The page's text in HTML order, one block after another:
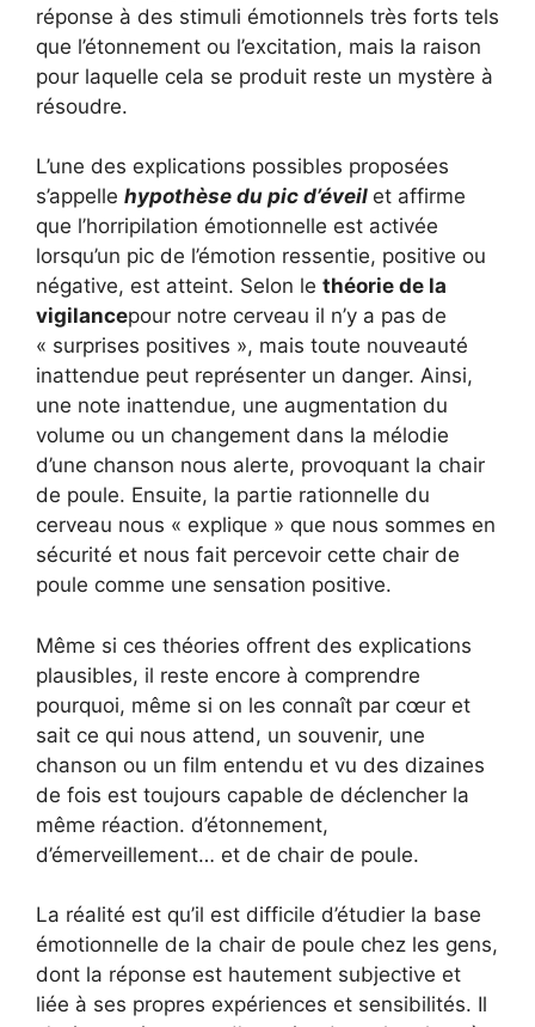
réponse à des stimuli émotionnels très forts tels
que l’étonnement ou l’excitation, mais la raison
pour laquelle cela se produit reste un mystère à
résoudre.
L’une des explications possibles proposées
s’appelle hypothèse du pic d’éveil et affirme
que l’horripilation émotionnelle est activée
lorsqu’un pic de l’émotion ressentie, positive ou
négative, est atteint. Selon le théorie de la
vigilancepour notre cerveau il n’y a pas de
« surprises positives », mais toute nouveauté
inattendue peut représenter un danger. Ainsi,
une note inattendue, une augmentation du
volume ou un changement dans la mélodie
d’une chanson nous alerte, provoquant la chair
de poule. Ensuite, la partie rationnelle du
cerveau nous « explique » que nous sommes en
sécurité et nous fait percevoir cette chair de
poule comme une sensation positive.
Même si ces théories offrent des explications
plausibles, il reste encore à comprendre
pourquoi, même si on les connaît par cœur et
sait ce qui nous attend, un souvenir, une
chanson ou un film entendu et vu des dizaines
de fois est toujours capable de déclencher la
même réaction. d’étonnement,
d’émerveillement… et de chair de poule.
La réalité est qu’il est difficile d’étudier la base
émotionnelle de la chair de poule chez les gens,
dont la réponse est hautement subjective et
liée à ses propres expériences et sensibilités. Il